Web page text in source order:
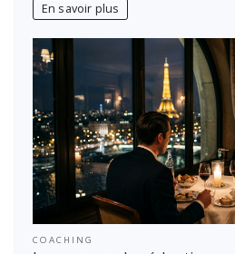
En savoir plus
COACHING